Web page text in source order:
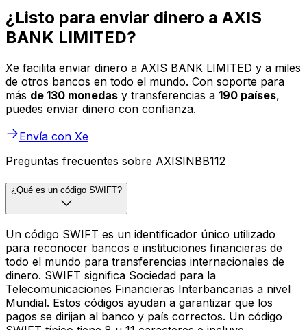
¿Listo para enviar dinero a AXIS
BANK LIMITED?
Xe facilita enviar dinero a AXIS BANK LIMITED y a miles
de otros bancos en todo el mundo. Con soporte para
más de 130 monedas y transferencias a 190 países,
puedes enviar dinero con confianza.
Envía con Xe
Preguntas frecuentes sobre AXISINBB112
¿Qué es un código SWIFT?
Un código SWIFT es un identificador único utilizado
para reconocer bancos e instituciones financieras de
todo el mundo para transferencias internacionales de
dinero. SWIFT significa Sociedad para la
Telecomunicaciones Financieras Interbancarias a nivel
Mundial. Estos códigos ayudan a garantizar que los
pagos se dirijan al banco y país correctos. Un código